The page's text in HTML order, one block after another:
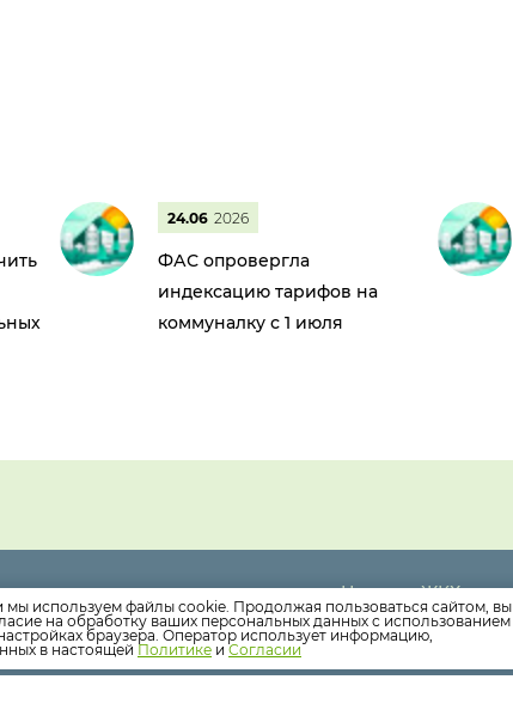
24.06 2026
ФАС опровергла
индексацию тарифов на
коммуналку с 1 июля
диспетчерская служба
Новости ЖКХ
Новости компании
Как оплатить
используем файлы cookie. Продолжая пользоваться сайтом, вы
на обработку ваших персональных данных с использованием
браузера. Оператор использует информацию,
в настоящей Политике и Согласии